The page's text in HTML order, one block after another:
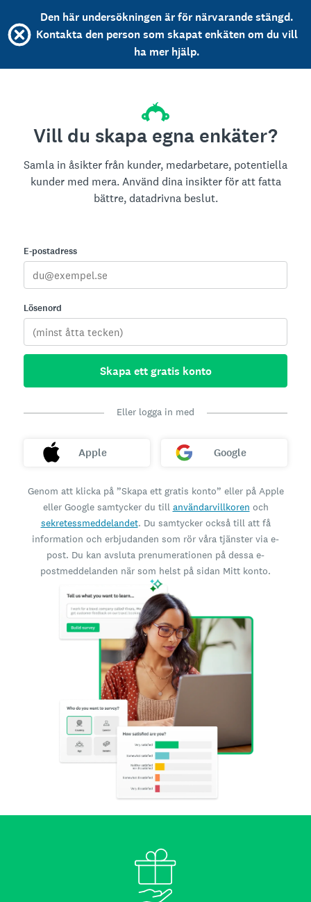
Den här undersökningen är för närvarande stängd.
Kontakta den person som skapat enkäten om du vill
ha mer hjälp.
Vill du skapa egna enkäter?
Samla in åsikter från kunder, medarbetare, potentiella
kunder med mera. Använd dina insikter för att fatta
bättre, datadrivna beslut.
E-postadress
Lösenord
Skapa ett gratis konto
Eller logga in med
Apple Google
Genom att klicka på ”Skapa ett gratis konto” eller på Apple
eller Google samtycker du till användarvillkoren och
sekretessmeddelandet. Du samtycker också till att få
information och erbjudanden som rör våra tjänster via e-
post. Du kan avsluta prenumerationen på dessa e-
postmeddelanden när som helst på sidan Mitt konto.